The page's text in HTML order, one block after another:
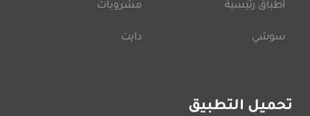
أطباق رئيسية
سوشي
مشروبات
دايت
تحميل التطبيق